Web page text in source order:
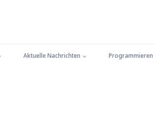
Aktuelle Nachrichten Programmieren